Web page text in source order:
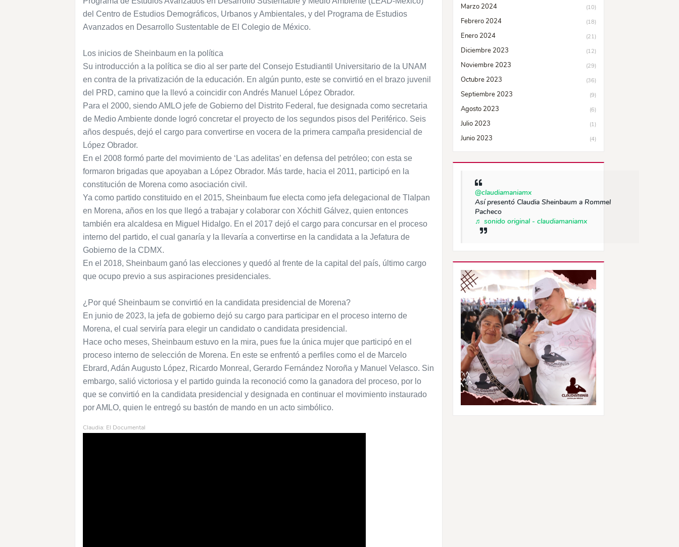
del Centro de Estudios Demográficos, Urbanos y Ambientales, y del Programa de Estudios
Avanzados en Desarrollo Sustentable de El Colegio de México.
Los inicios de Sheinbaum en la política
Su introducción a la política se dio al ser parte del Consejo Estudiantil Universitario de la UNAM
en contra de la privatización de la educación. En algún punto, este se convirtió en el brazo juvenil
del PRD, camino que la llevó a coincidir con Andrés Manuel López Obrador.
Para el 2000, siendo AMLO jefe de Gobierno del Distrito Federal, fue designada como secretaria
de Medio Ambiente donde logró concretar el proyecto de los segundos pisos del Periférico. Seis
años después, dejó el cargo para convertirse en vocera de la primera campaña presidencial de
López Obrador.
En el 2008 formó parte del movimiento de ‘Las adelitas’ en defensa del petróleo; con esta se
formaron brigadas que apoyaban a López Obrador. Más tarde, hacia el 2011, participó en la
constitución de Morena como asociación civil.
Ya como partido constituido en el 2015, Sheinbaum fue electa como jefa delegacional de Tlalpan
en Morena, años en los que llegó a trabajar y colaborar con Xóchitl Gálvez, quien entonces
también era alcaldesa en Miguel Hidalgo. En el 2017 dejó el cargo para concursar en el proceso
interno del partido, el cual ganaría y la llevaría a convertirse en la candidata a la Jefatura de
Gobierno de la CDMX.
En el 2018, Sheinbaum ganó las elecciones y quedó al frente de la capital del país, último cargo
que ocupo previo a sus aspiraciones presidenciales.
¿Por qué Sheinbaum se convirtió en la candidata presidencial de Morena?
En junio de 2023, la jefa de gobierno dejó su cargo para participar en el proceso interno de
Morena, el cual serviría para elegir un candidato o candidata presidencial.
Hace ocho meses, Sheinbaum estuvo en la mira, pues fue la única mujer que participó en el
proceso interno de selección de Morena. En este se enfrentó a perfiles como el de Marcelo
Ebrard, Adán Augusto López, Ricardo Monreal, Gerardo Fernández Noroña y Manuel Velasco. Sin
embargo, salió victoriosa y el partido guinda la reconoció como la ganadora del proceso, por lo
que se convirtió en la candidata presidencial y designada en continuar el movimiento instaurado
por AMLO, quien le entregó su bastón de mando en un acto simbólico.
Claudia: El Documental
Marzo 2024 (10)
Febrero 2024 (18)
Enero 2024 (21)
Diciembre 2023 (12)
Noviembre 2023 (29)
Octubre 2023 (36)
Septiembre 2023 (9)
Agosto 2023 (6)
Julio 2023 (1)
Junio 2023 (4)
@claudiamaniamx
Así presentó Claudia Sheinbaum a Rommel
Pacheco
♬ sonido original - claudiamaniamx